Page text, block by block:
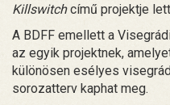
Killswitchcímű projektje
A BDFF emellett a
az egyik projektnek,
különösen esélyes
sorozatterv kaphat meg.